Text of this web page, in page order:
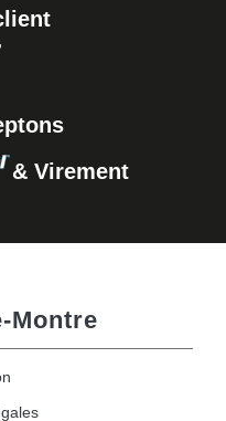
& Virement
Montre